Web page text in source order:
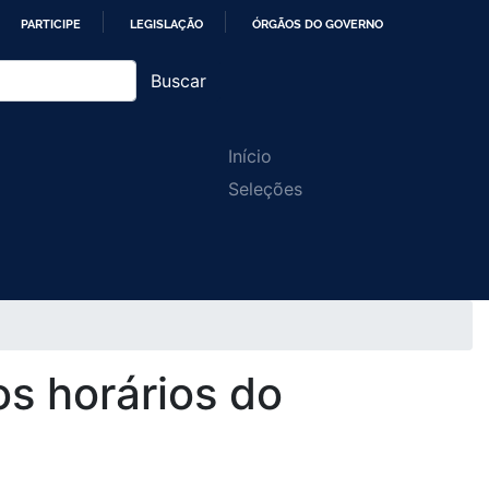
PARTICIPE LEGISLAÇÃO ÓRGÃOS DO GOVERNO
Buscar
Main
navigation
Início
Seleções
horários do